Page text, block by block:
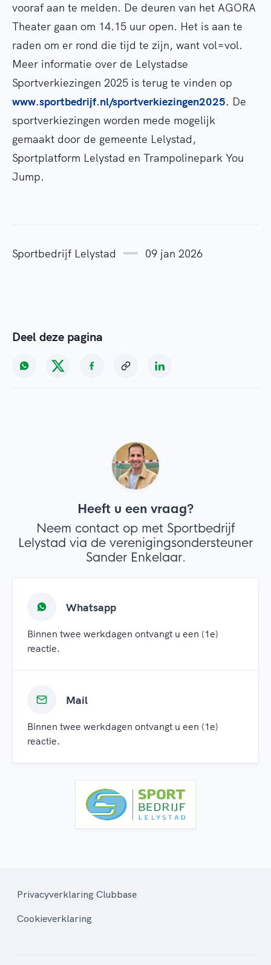
vooraf aan te melden. De deuren van het AGORA
Theater gaan om 14.15 uur open. Het is aan te
raden om er rond die tijd te zijn, want vol=vol.
Meer informatie over de Lelystadse
Sportverkiezingen 2025 is terug te vinden op
www.sportbedrijf.nl/sportverkiezingen2025. De
sportverkiezingen worden mede mogelijk
gemaakt door de gemeente Lelystad,
Sportplatform Lelystad en Trampolinepark You
Jump.
Sportbedrijf Lelystad 09 jan 2026
Deel deze pagina
Heeft u een vraag?
Neem contact op met Sportbedrijf
Lelystad via de verenigingsondersteuner
Sander Enkelaar.
Whatsapp
Binnen twee werkdagen ontvangt u een (1e)
reactie.
Mail
Binnen twee werkdagen ontvangt u een (1e)
reactie.
Privacyverklaring Clubbase
Cookieverklaring